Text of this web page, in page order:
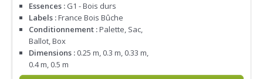
Essences : G1 - Bois durs
Labels :France Bois Bûche
Conditionnement :Palette, Sac,
Ballot, Box
Dimensions : 0.25 m, 0.3 m, 0.33 m,
0.4 m, 0.5 m